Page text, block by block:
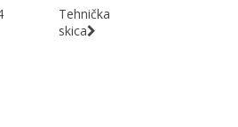
Tehnička
skica